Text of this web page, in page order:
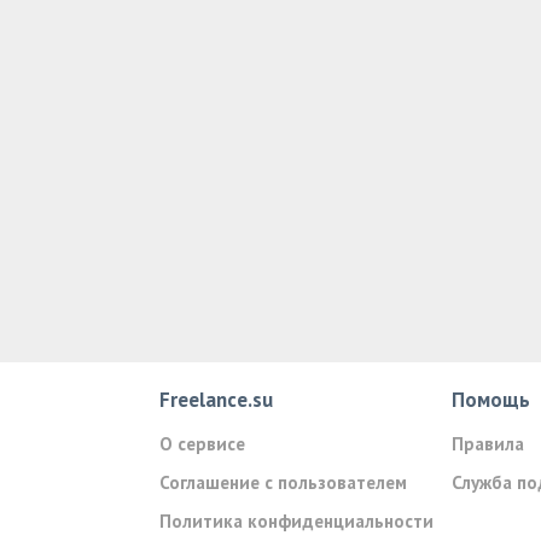
Freelance.su
О сервисе
Соглашение с пользователем
Политика конфиденциальности
Помощь
Правила
Служба